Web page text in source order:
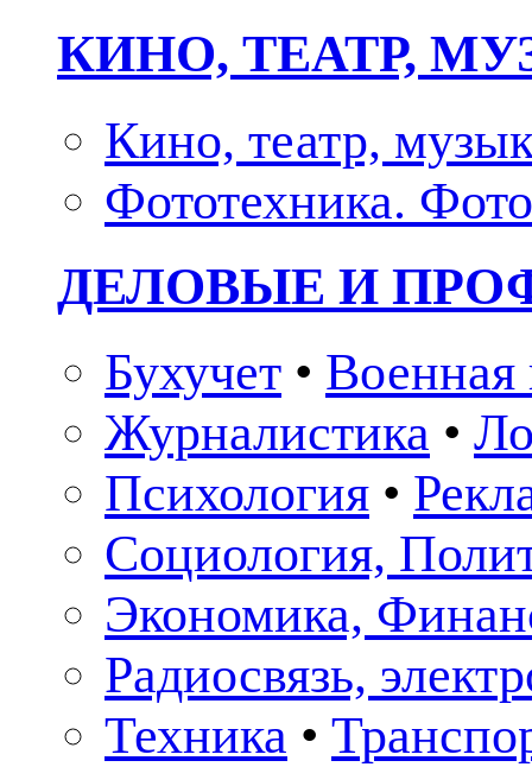
КИНО, ТЕАТР,
Кино, театр,
Фототехника.
ДЕЛОВЫЕ И
Бухучет • Военная
Журналистика •
Психология •
Социология,
Экономика,
Радиосвязь,
Техника •